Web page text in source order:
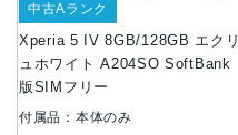
Xperia 5 IV 8GB/128GB エクリ
ュホワイト A204SO SoftBank
版SIMフリー
中古Aランク
付属品：本体のみ